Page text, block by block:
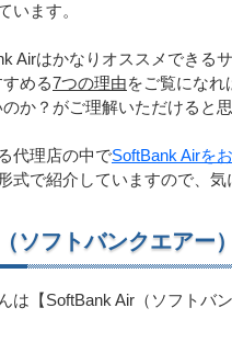
います。
Airはかなりオススメできるサ
める7つの理由をご覧になれ
か？がご理解いただけると思
代理店の中でSoftBank Airを
式で紹介していますので、
ソフトバンクエアー
は【SoftBank Air（ソフトバ